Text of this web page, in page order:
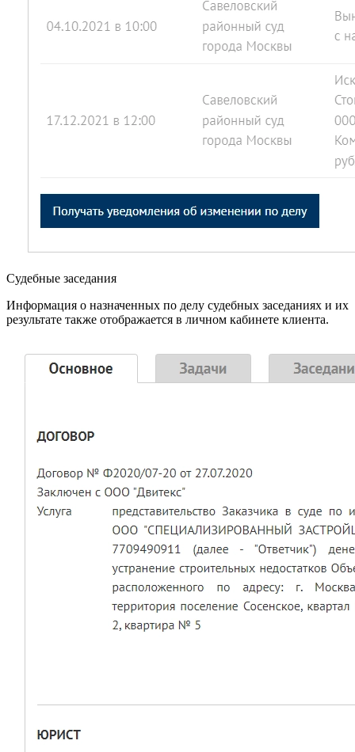
Судебные заседания
Информация о назначенных по делу судебных заседаниях и их
результате также отображается в личном кабинете клиента.